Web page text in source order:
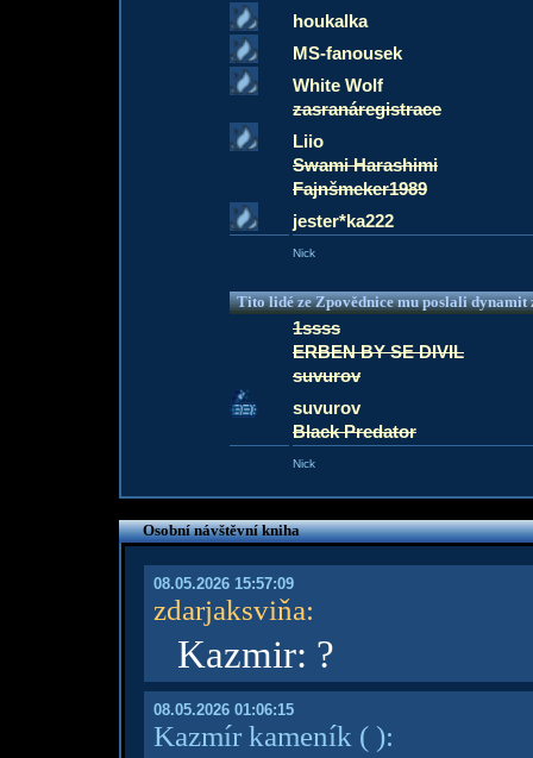
houkalka
MS-fanousek
White Wolf
zasranáregistrace
Liio
Swami Harashimi
Fajnšmeker1989
jester*ka222
Nick
Tito lidé ze Zpovědnice mu poslali dynamit
1ssss
ERBEN BY SE DIVIL
suvurov
suvurov
Black Predator
Nick
Osobní návštěvní kniha
08.05.2026 15:57:09
zdarjaksviňa:
Kazmir: ?
08.05.2026 01:06:15
Kazmír kameník ( ):